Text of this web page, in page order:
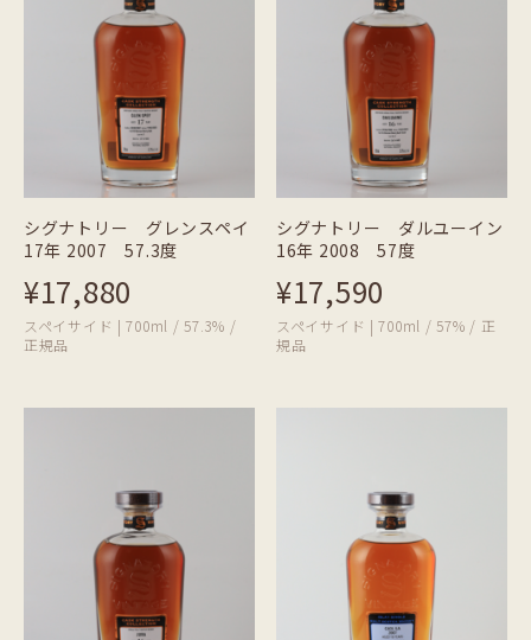
シグナトリー グレンスペイ
17年 2007 57.3度
¥17,880
スペイサイド | 700ml / 57.3% /
正規品
シグナトリー ダルユーイン
16年 2008 57度
¥17,590
スペイサイド | 700ml / 57% / 正
規品